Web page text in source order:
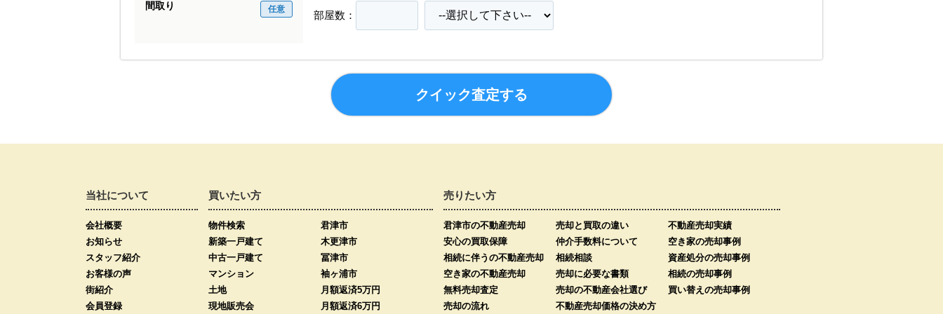
間取り 任意 部屋数：
当社について
会社概要
お知らせ
スタッフ紹介
お客様の声
街紹介
会員登録
買いたい方
物件検索
新築一戸建て
中古一戸建て
マンション
土地
現地販売会
君津市
木更津市
冨津市
袖ヶ浦市
月額返済5万円
月額返済6万円
売りたい方
君津市の不動産売却
安心の買取保障
相続に伴うの不動産売却
空き家の不動産売却
無料売却査定
売却の流れ
売却と買取の違い
仲介手数料について
相続相談
売却に必要な書類
売却の不動産会社選び
不動産売却価格の決め方
不動産売却実績
空き家の売却事例
資産処分の売却事例
相続の売却事例
買い替えの売却事例